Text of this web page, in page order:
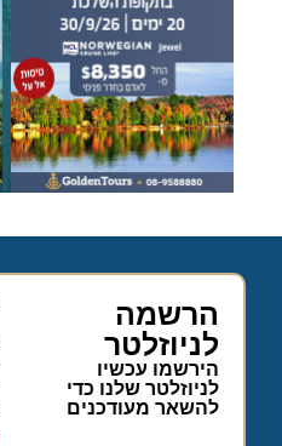
הרשמה
לניוזלטר
הירשמו עכשיו
לניוזלטר שלנו כדי
להשאר מעודכנים